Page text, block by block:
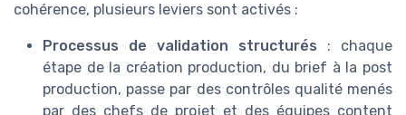
cohérence, plusieurs leviers sont activés :
Processus de validation structurés : chaque
étape de la création production, du brief à la post
production, passe par des contrôles qualité menés
par des chefs de projet et des équipes content